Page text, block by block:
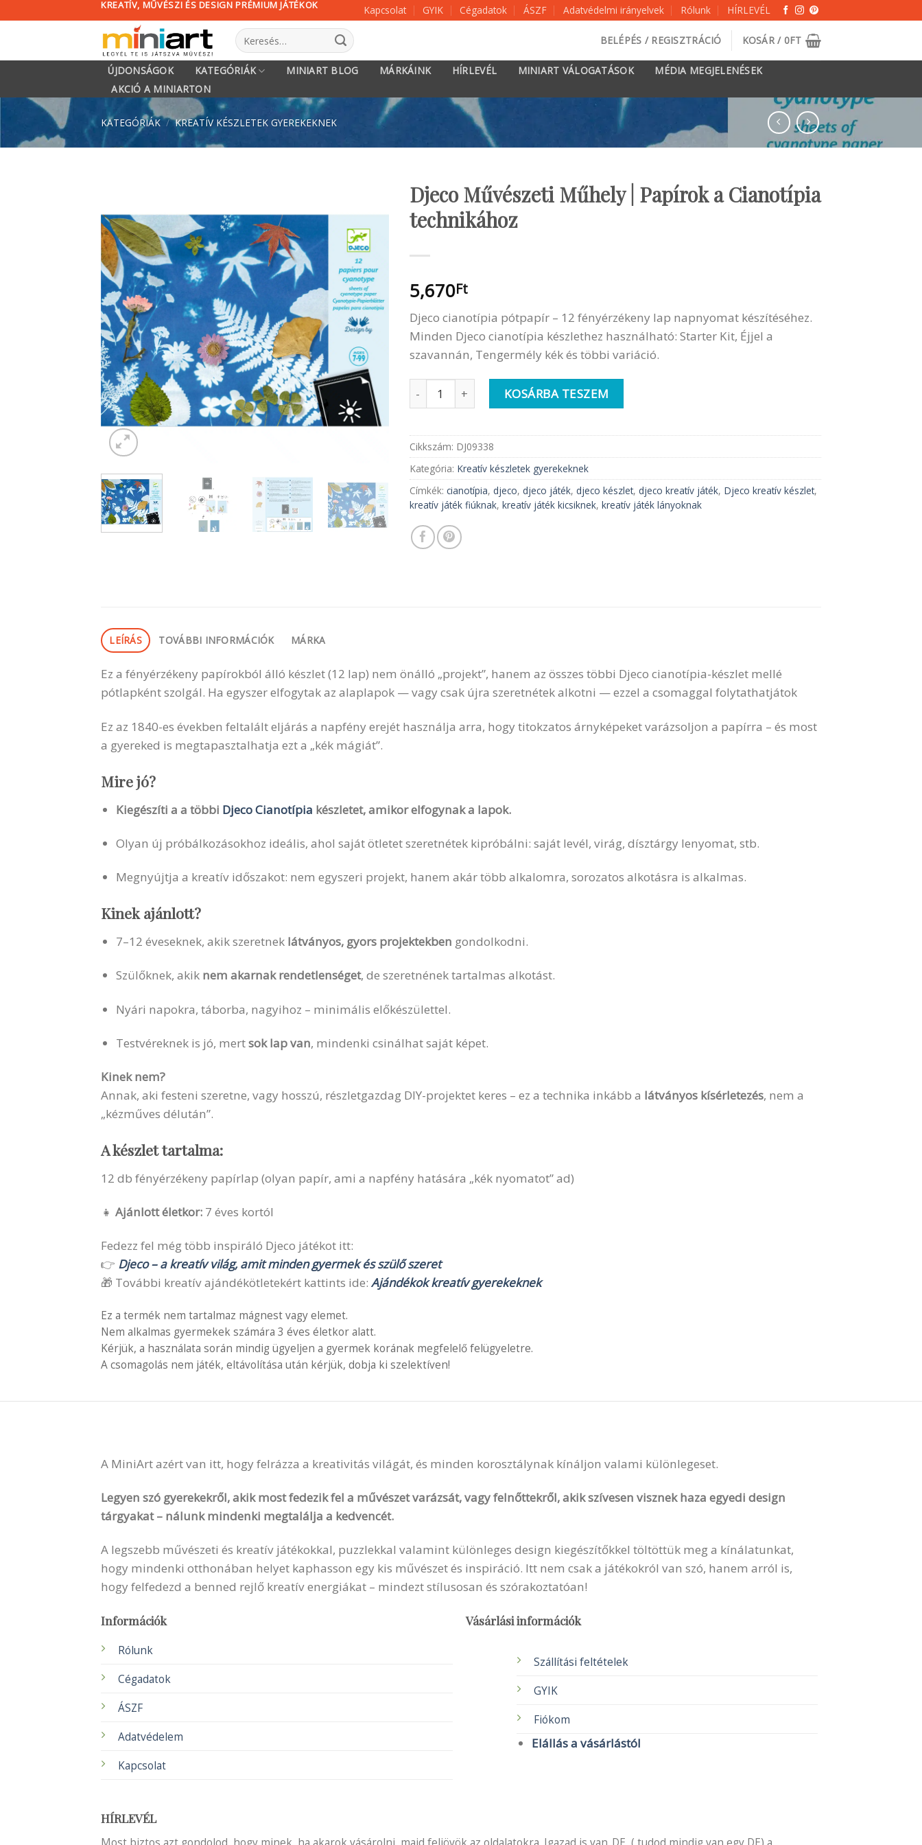
KREATÍV, MŰVÉSZI ÉS DESIGN PRÉMIUM JÁTÉKOK Kapcsolat GYIK Cégadatok ÁSZF Adatvédelmi irányelvek Rólunk HÍRLEVÉL
Keresés
a
következőre:
BELÉPÉS / REGISZTRÁCIÓ KOSÁR / 0FT
ÚJDONSÁGOK KATEGÓRIÁK MINIART BLOG MÁRKÁINK HÍRLEVÉL MINIART VÁLOGATÁSOK
MÉDIA MEGJELENÉSEK
AKCIÓ A MINIARTON
KATEGÓRIÁK / KREATÍV KÉSZLETEK GYEREKEKNEK
Djeco Művészeti Műhely | Papírok a Cianotípia
technikához
5,670Ft
Djeco cianotípia pótpapír – 12 fényérzékeny lap napnyomat készítéséhez.
Minden Djeco cianotípia készlethez használható: Starter Kit, Éjjel a
szavannán, Tengermély kék és többi variáció.
Djeco Művészeti Műhely | Papírok a Cianotípia technikához mennyiség
KOSÁRBA TESZEM
Cikkszám: DJ09338
Kategória: Kreatív készletek gyerekeknek
Címkék: cianotípia, djeco, djeco játék, djeco készlet, djeco kreatív játék, Djeco kreatív készlet,
kreatív játék fiúknak, kreatív játék kicsiknek, kreatív játék lányoknak
LEÍRÁS TOVÁBBI INFORMÁCIÓK MÁRKA
Ez a fényérzékeny papírokból álló készlet (12 lap) nem önálló „projekt”, hanem az összes többi Djeco cianotípia-készlet mellé
pótlapként szolgál. Ha egyszer elfogytak az alaplapok — vagy csak újra szeretnétek alkotni — ezzel a csomaggal folytathatjátok
Ez az 1840-es években feltalált eljárás a napfény erejét használja arra, hogy titokzatos árnyképeket varázsoljon a papírra – és most
a gyereked is megtapasztalhatja ezt a „kék mágiát”.
Mire jó?
Kiegészíti a a többi Djeco Cianotípia készletet, amikor elfogynak a lapok.
Olyan új próbálkozásokhoz ideális, ahol saját ötletet szeretnétek kipróbálni: saját levél, virág, dísztárgy lenyomat, stb.
Megnyújtja a kreatív időszakot: nem egyszeri projekt, hanem akár több alkalomra, sorozatos alkotásra is alkalmas.
Kinek ajánlott?
7–12 éveseknek, akik szeretnek látványos, gyors projektekben gondolkodni.
Szülőknek, akik nem akarnak rendetlenséget, de szeretnének tartalmas alkotást.
Nyári napokra, táborba, nagyihoz – minimális előkészülettel.
Testvéreknek is jó, mertsok lap van, mindenki csinálhat saját képet.
Kinek nem?
Annak, aki festeni szeretne, vagy hosszú, részletgazdag DIY-projektet keres – ez a technika inkább a látványos kísérletezés, nem a
„kézműves délután”.
A készlet tartalma:
12 db fényérzékeny papírlap (olyan papír, ami a napfény hatására „kék nyomatot” ad)
👧 Ajánlott életkor: 7 éves kortól
Fedezz fel még több inspiráló Djeco játékot itt:
👉 Djeco – a kreatív világ, amit minden gyermek és szülő szeret
🎁 További kreatív ajándékötletekért kattints ide: Ajándékok kreatív gyerekeknek
Ez a termék nem tartalmaz mágnest vagy elemet.
Nem alkalmas gyermekek számára 3 éves életkor alatt.
Kérjük, a használata során mindig ügyeljen a gyermek korának megfelelő felügyeletre.
A csomagolás nem játék, eltávolítása után kérjük, dobja ki szelektíven!
A MiniArt azért van itt, hogy felrázza a kreativitás világát, és minden korosztálynak kínáljon valami különlegeset.
Legyen szó gyerekekről, akik most fedezik fel a művészet varázsát, vagy felnőttekről, akik szívesen visznek haza egyedi design
tárgyakat – nálunk mindenki megtalálja a kedvencét.
A legszebb művészeti és kreatív játékokkal, puzzlekkal valamint különleges design kiegészítőkkel töltöttük meg a kínálatunkat,
hogy mindenki otthonában helyet kaphasson egy kis művészet és inspiráció. Itt nem csak a játékokról van szó, hanem arról is,
hogy felfedezd a benned rejlő kreatív energiákat – mindezt stílusosan és szórakoztatóan!
Információk
Rólunk
Cégadatok
ÁSZF
Adatvédelem
Kapcsolat
Vásárlási információk
Szállítási feltételek
GYIK
Fiókom
Elállás a vásárlástól
HÍRLEVÉL